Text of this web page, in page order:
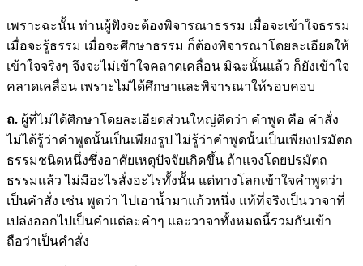
เพราะฉะนั้น ท่านผู้ฟังจะต้องพิจารณาธรรม เมื่อจะเข้าใจธรรม
เมื่อจะรู้ธรรม เมื่อจะศึกษาธรรม ก็ต้องพิจารณาโดยละเอียดให้
เข้าใจจริงๆ จึงจะไม่เข้าใจคลาดเคลื่อน มิฉะนั้นแล้ว ก็ยังเข้าใจ
คลาดเคลื่อน เพราะไม่ได้ศึกษาและพิจารณาให้รอบคอบ
ถ. ผู้ที่ไม่ได้ศึกษาโดยละเอียดส่วนใหญ่คิดว่า คำพูด คือ คำสั่ง
ไม่ได้รู้ว่าคำพูดนั้นเป็นเพียงรูป ไม่รู้ว่าคำพูดนั้นเป็นเพียงปรมัตถ
ธรรมชนิดหนึ่งซึ่งอาศัยเหตุปัจจัยเกิดขึ้น ถ้าแจงโดยปรมัตถ
ธรรมแล้ว ไม่มีอะไรสั่งอะไรทั้งนั้น แต่ทางโลกเข้าใจคำพูดว่า
เป็นคำสั่ง เช่น พูดว่า ไปเอาน้ำมาแก้วหนึ่ง แท้ที่จริงเป็นวาจาที่
เปล่งออกไปเป็นคำแต่ละคำๆ และวาจาทั้งหมดนี้รวมกันเข้า
ถือว่าเป็นคำสั่ง